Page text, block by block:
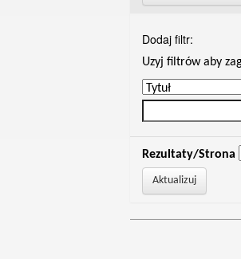
Dodaj filtr:
Uzyj filtrów aby
Rezultaty/Strona